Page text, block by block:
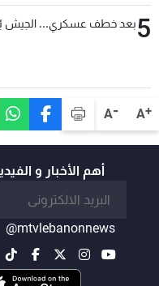
A+
A-
5بعد خطف عسكري... الجيش
أهم الأخبار و
@mtvlebanonnews